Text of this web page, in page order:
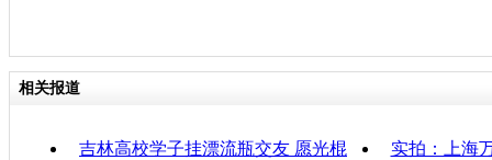
相关报道
吉林高校学子挂漂流瓶交友 愿光棍
实拍：上海